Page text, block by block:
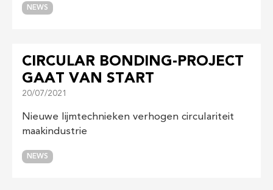
NEWS
CIRCULAR BONDING-PROJECT
GAAT VAN START
20/07/2021
Nieuwe lijmtechnieken verhogen circulariteit
maakindustrie
NEWS